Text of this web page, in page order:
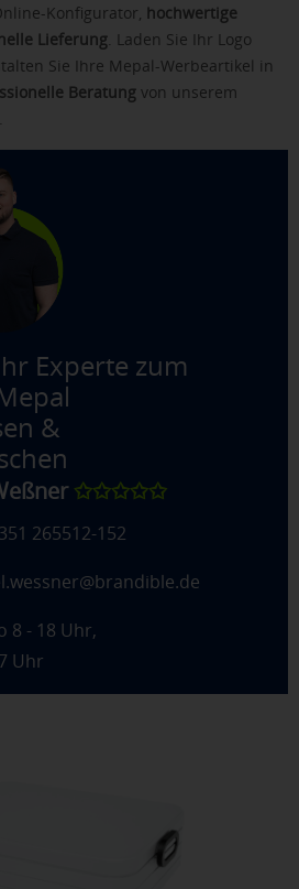
Konfigurator, hochwertige
Lieferung . Laden Sie Ihr Logo
Sie Ihre Mepal-Werbeartikel in
Beratung von unserem
Experte zum
&
✩✩✩✩✩
265512-152
8 - 18 Uhr,
Uhr